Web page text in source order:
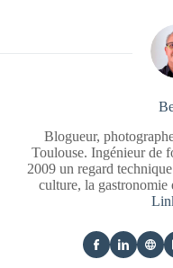
Blogueur,
Toulouse. Ingénieur de
2009 un regard
culture, la gastronomie